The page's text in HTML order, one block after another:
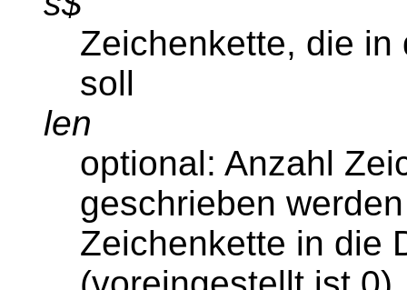
Zeichenkette, die
soll
len
optional: Anzahl
geschrieben
Zeichenkette in die